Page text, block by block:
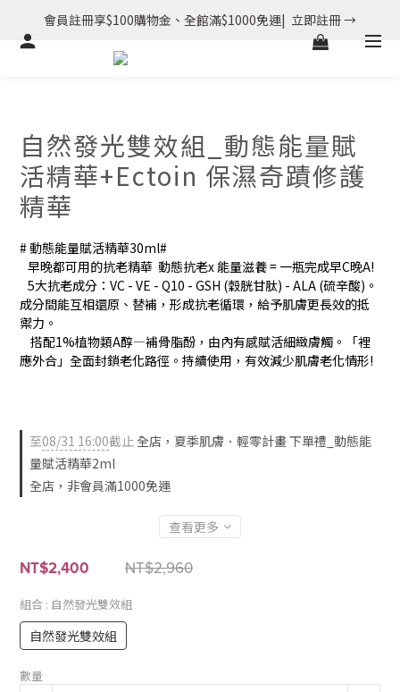
會員註冊享$100購物金、全館滿$1000免運|  立即註冊 →
自然發光雙效組_動態能量賦
活精華+Ectoin 保濕奇蹟修護
精華
# 動態能量賦活精華30ml#
   早晚都可用的抗老精華  動態抗老x 能量滋養 = 一瓶完成早C晚A!
成分間能互相還原、替補，形成抗老循環，給予肌膚更長效的抵
禦力。
應外合」全面封鎖老化路徑。持續使用，有效減少肌膚老化情形!
  日常穩膚，一瓶解決換季乾癢、細紋、脫屑等肌膚困擾，穩穩度
過季節不穩定、療程後的肌膚新生期!
至08/31 16:00截止全店，夏季肌膚．輕零計畫 下單禮_動態能
量賦活精華2ml
全店，非會員滿1000免運
查看更多
NT$2,960
NT$2,400
組合 : 自然發光雙效組
自然發光雙效組
數量